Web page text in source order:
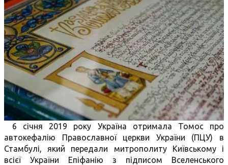
6 січня 2019 року Україна отримала Томос про
автокефалію Православної церкви України (ПЦУ) в
Стамбулі, який передали митрополиту Київському і
всієї України Епіфанію з підписом Вселенського